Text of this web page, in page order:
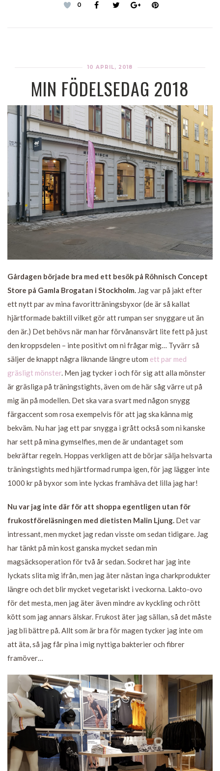
0
10 APRIL, 2018
MIN FÖDELSEDAG 2018
Gårdagen började bra med ett besök på Röhnisch Concept
Store på Gamla Brogatan i Stockholm. Jag var på jakt efter
ett nytt par av mina favoritträningsbyxor (de är så kallat
hjärtformade baktill vilket gör att rumpan ser snyggare ut än
den är.) Det behövs när man har förvånansvärt lite fett på just
den kroppsdelen – inte positivt om ni frågar mig… Tyvärr så
säljer de knappt några liknande längre utom ett par med
gräsligt mönster. Men jag tycker i och för sig att alla mönster
är gräsliga på träningstights, även om de här såg värre ut på
mig än på modellen. Det ska vara svart med någon snygg
färgaccent som rosa exempelvis för att jag ska känna mig
bekväm. Nu har jag ett par snygga i grått också som ni kanske
har sett på mina gymselfies, men de är undantaget som
bekräftar regeln. Hoppas verkligen att de börjar sälja helsvarta
träningstights med hjärtformad rumpa igen, för jag lägger inte
1000 kr på byxor som inte lyckas framhäva det lilla jag har!
Nu var jag inte där för att shoppa egentligen utan för
frukostföreläsningen med dietisten Malin Ljung. Det var
intressant, men mycket jag redan visste om sedan tidigare. Jag
har tänkt på min kost ganska mycket sedan min
magsäcksoperation för två år sedan. Sockret har jag inte
lyckats slita mig ifrån, men jag äter nästan inga charkprodukter
längre och det blir mycket vegetariskt i veckorna. Lakto-ovo
för det mesta, men jag äter även mindre av kyckling och rött
kött som jag annars älskar. Frukost äter jag sällan, så det måste
jag bli bättre på. Allt som är bra för magen tycker jag inte om
att äta, så jag får pina i mig nyttiga bakterier och fibrer
framöver…